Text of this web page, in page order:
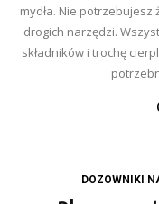
mydła. Nie
drogich narzędzi.
składników i trochę
DOZOWNIKI